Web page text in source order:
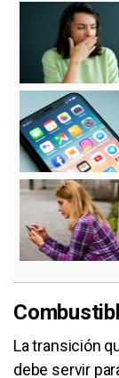
La transición
debe servir